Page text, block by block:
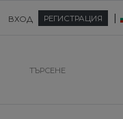
ВХОД РЕГИСТРАЦИЯ |